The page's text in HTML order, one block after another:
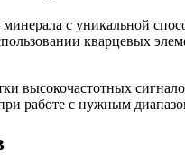
с уникальной
кварцевых
высокочастотных
работе с нужным